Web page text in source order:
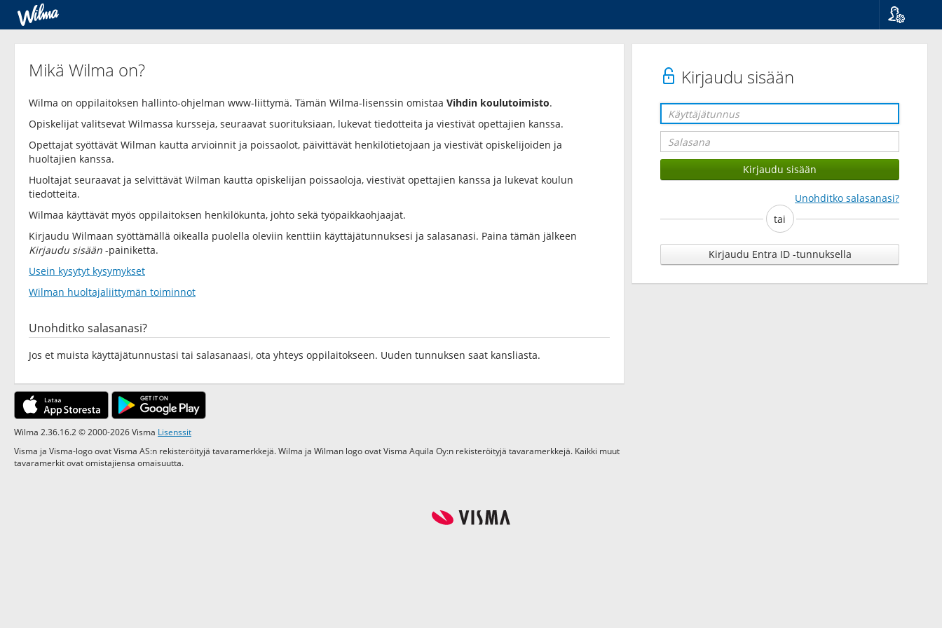
Kirjaudu sisään
Unohditko salasanasi?
tai
Kirjaudu Entra ID -tunnuksella
Mikä Wilma on?
Wilma on oppilaitoksen hallinto-ohjelman www-liittymä. Tämän Wilma-lisenssin omistaa Vihdin koulutoimisto.
Opiskelijat valitsevat Wilmassa kursseja, seuraavat suorituksiaan, lukevat tiedotteita ja viestivät opettajien kanssa.
Opettajat syöttävät Wilman kautta arvioinnit ja poissaolot, päivittävät henkilötietojaan ja viestivät opiskelijoiden ja
huoltajien kanssa.
Huoltajat seuraavat ja selvittävät Wilman kautta opiskelijan poissaoloja, viestivät opettajien kanssa ja lukevat koulun
tiedotteita.
Wilmaa käyttävät myös oppilaitoksen henkilökunta, johto sekä työpaikkaohjaajat.
Kirjaudu Wilmaan syöttämällä oikealla puolella oleviin kenttiin käyttäjätunnuksesi ja salasanasi. Paina tämän jälkeen
Kirjaudu sisään -painiketta.
Usein kysytyt kysymykset
Wilman huoltajaliittymän toiminnot
Unohditko salasanasi?
Jos et muista käyttäjätunnustasi tai salasanaasi, ota yhteys oppilaitokseen. Uuden tunnuksen saat kansliasta.
Wilma 2.36.16.2 © 2000-2026 Visma Lisenssit
Visma ja Visma-logo ovat Visma AS:n rekisteröityjä tavaramerkkejä. Wilma ja Wilman logo ovat Visma Aquila Oy:n rekisteröityjä tavaramerkkejä. Kaikki muut
tavaramerkit ovat omistajiensa omaisuutta.